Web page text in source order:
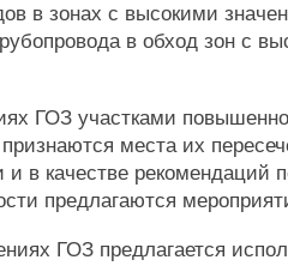
в зонах с высокими
в обход зон с
ГОЗ участками
места их
в качестве рекомендаций
предлагаются
ГОЗ предлагается